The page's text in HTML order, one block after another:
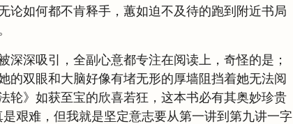
论如何都不肯释手，蕙如迫不及待的跑到附近书局
深深吸引，全副心意都专注在阅读上，奇怪的是；
的双眼和大脑好像有堵无形的厚墙阻挡着她无法阅
轮》如获至宝的欣喜若狂，这本书必有其奥妙珍贵
艰难，但我就是坚定意志要从第一讲到第九讲一字